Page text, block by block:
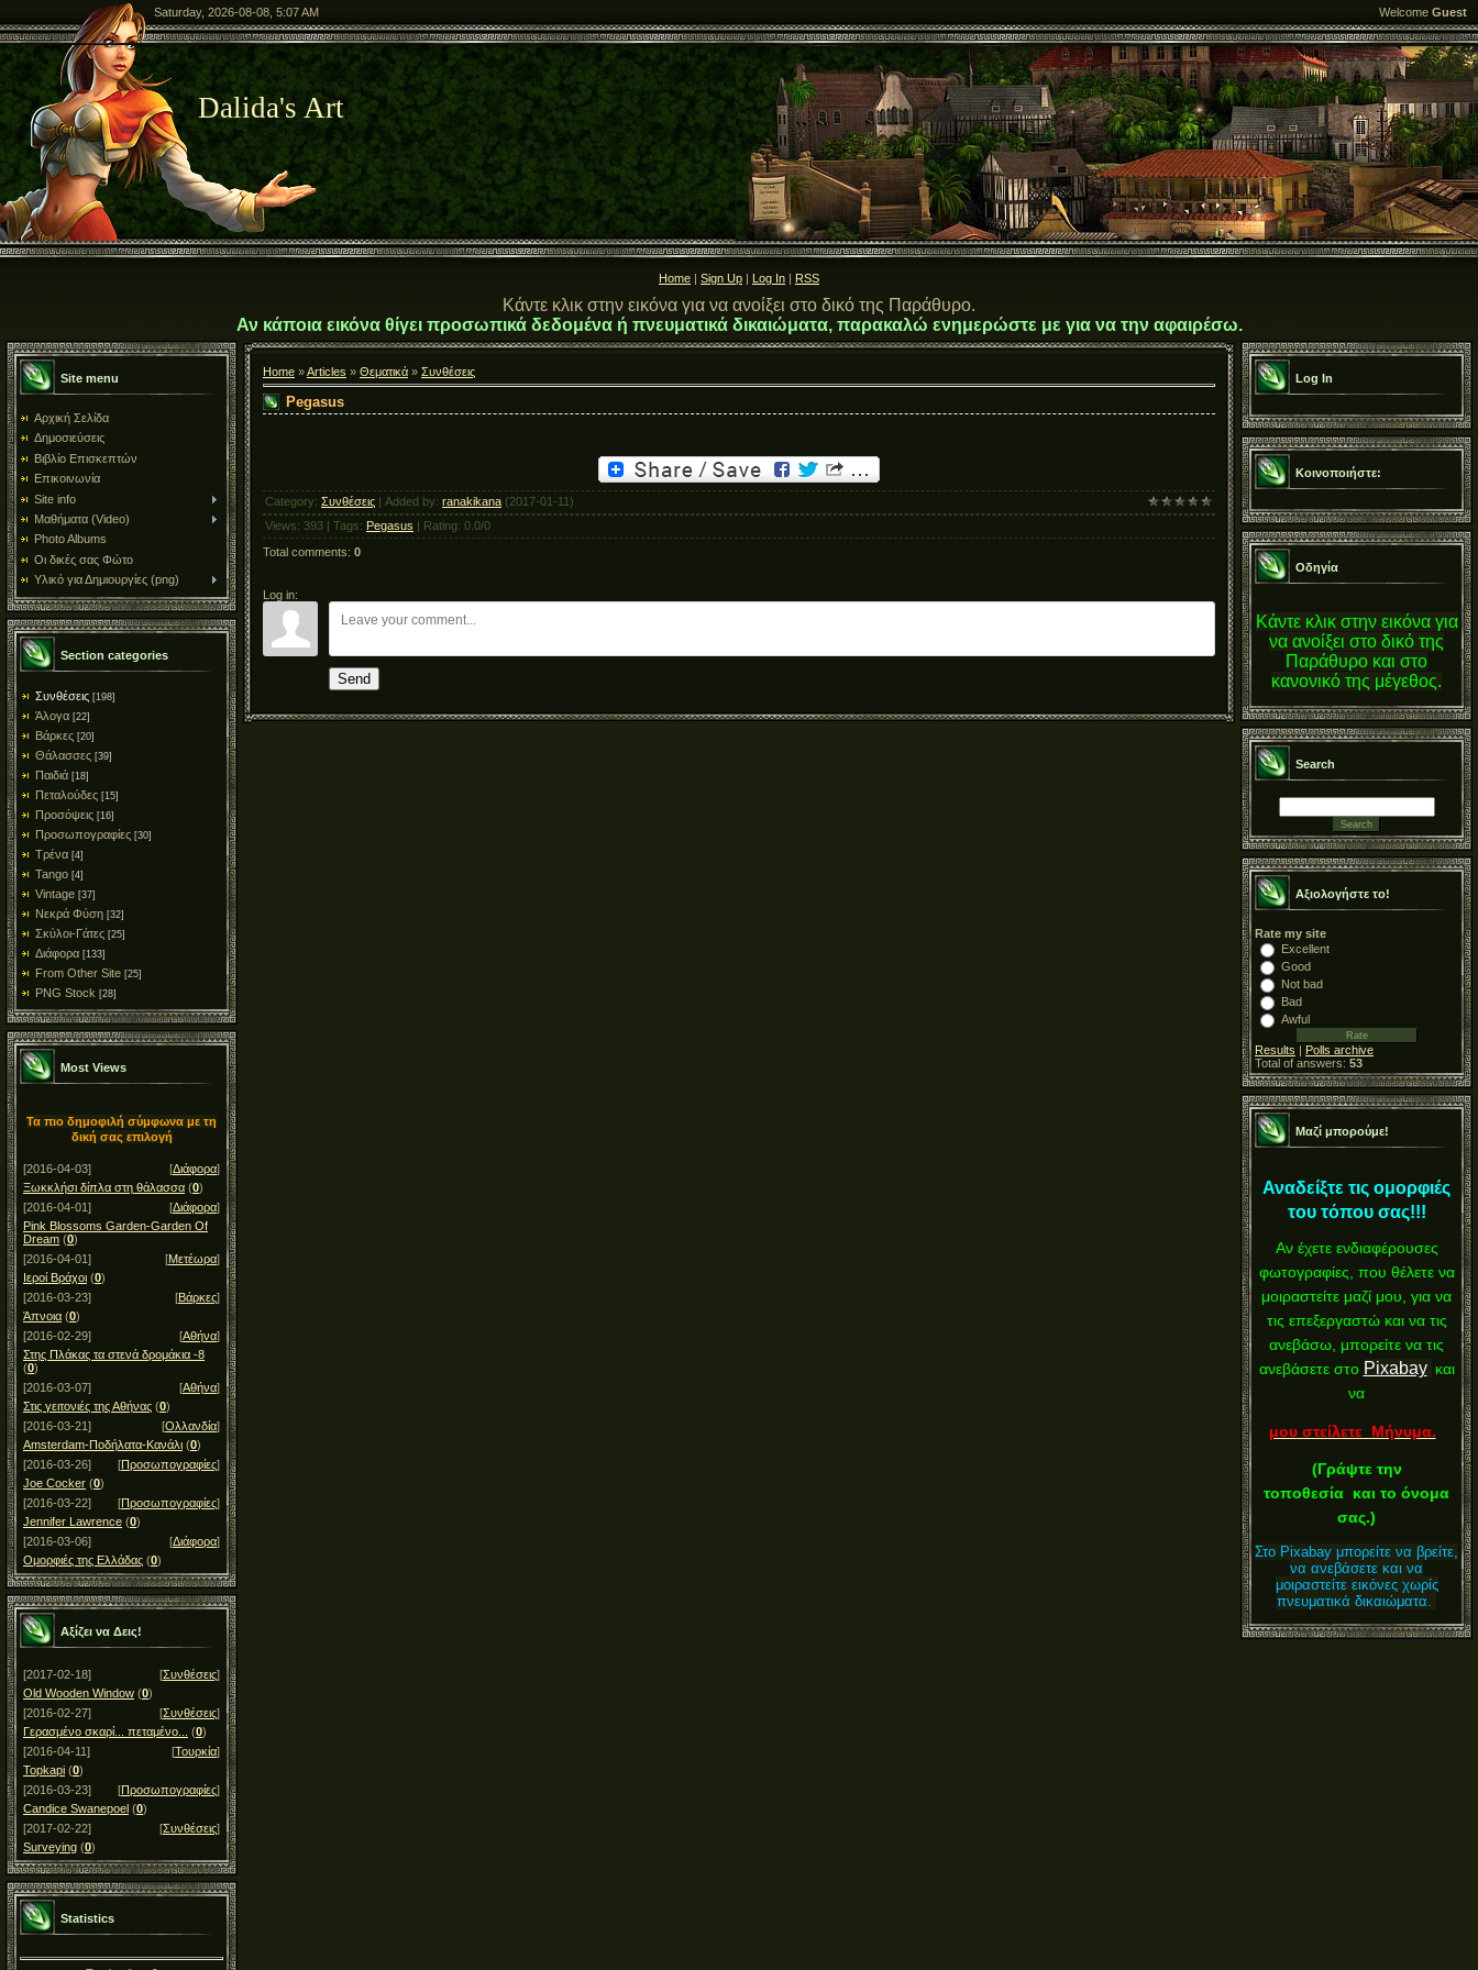
Saturday, 2026-08-08, 5:07 AM Welcome Guest
Dalida's Art
Home | Sign Up | Log In | RSS
Κάντε κλικ στην εικόνα για να ανοίξει στο δικό της Παράθυρο.
Αν κάποια εικόνα θίγει προσωπικά δεδομένα ή πνευματικά δικαιώματα, παρακαλώ ενημερώστε με για να την αφαιρέσω.
Site menu
Αρχική Σελίδα
Δημοσιεύσεις
Βιβλίο Επισκεπτών
Επικοινωνία
Site info
Μαθήματα (Video)
Photo Albums
Οι δικές σας Φώτο
Υλικό για Δημιουργίες (png)
Section categories
Συνθέσεις [198]
Άλογα [22]
Βάρκες [20]
Θάλασσες [39]
Παιδιά [18]
Πεταλούδες [15]
Προσόψεις [16]
Προσωπογραφίες [30]
Τρένα [4]
Tango [4]
Vintage [37]
Νεκρά Φύση [32]
Σκύλοι-Γάτες [25]
Διάφορα [133]
From Other Site [25]
PNG Stock [28]
Most Views
Τα πιο δημοφιλή σύμφωνα με τη
δική σας επιλογή
[2016-04-03] [Διάφορα]
Ξωκκλήσι δίπλα στη θάλασσα (0)
[2016-04-01]
[Διάφορα]
Pink Blossoms Garden-Garden Of
Dream (0)
[2016-04-01]
[Μετέωρα]
Ιεροί Βράχοι (0)
[2016-03-23]
[Βάρκες]
Άπνοια (0)
[2016-02-29]
[Αθήνα]
Στης Πλάκας τα στενά δρομάκια -8
(0)
[2016-03-07]
[Αθήνα]
Στις γειτονιές της Αθήνας (0)
[2016-03-21]
[Ολλανδία]
Amsterdam-Ποδήλατα-Κανάλι (0)
[2016-03-26]
[Προσωπογραφίες]
Joe Cocker (0)
[2016-03-22]
[Προσωπογραφίες]
Jennifer Lawrence (0)
[2016-03-06]
[Διάφορα]
Ομορφιές της Ελλάδας (0)
Αξίζει να Δεις!
[2017-02-18] [Συνθέσεις]
Old Wooden Window (0)
[2016-02-27]
[Συνθέσεις]
Γερασμένο σκαρί... πεταμένο...
(0)
[2016-04-11]
[Τουρκία]
Topkapi (0)
[2016-03-23]
[Προσωπογραφίες]
Candice Swanepoel (0)
[2017-02-22]
[Συνθέσεις]
Surveying (0)
Statistics
Home »Articles » Θεματικά » Συνθέσεις
Pegasus
Category: Συνθέσεις | Added by: ranakikana (2017-01-11)
Views: 393 | Tags: Pegasus | Rating: 0.0/0
Total comments: 0
Log in:
Send
Log In
Κοινοποιήστε:
Οδηγία
Κάντε κλικ στην εικόνα για
να ανοίξει στο δικό της
Παράθυρο και στο
κανονικό της μέγεθος.
Search
Αξιολογήστε το!
Rate my site
Excellent
Good
Not bad
Bad
Awful
Results | Polls archive
Total of answers: 53
Μαζί μπορούμε!
Αναδείξτε τις ομορφιές
του τόπου σας!!!
Αν έχετε ενδιαφέρουσες
φωτογραφίες, που θέλετε να
μοιραστείτε μαζί μου, για να
τις επεξεργαστώ και να τις
ανεβάσω, μπορείτε να τις
ανεβάσετε στο Pixabay και
να
μου στείλετε Μήνυμα.
(Γράψτε την
τοποθεσία και το όνομα
σας.)
Στο Pixabay μπορείτε να βρείτε,
να ανεβάσετε και να
μοιραστείτε εικόνες χωρίς
πνευματικά δικαιώματα.